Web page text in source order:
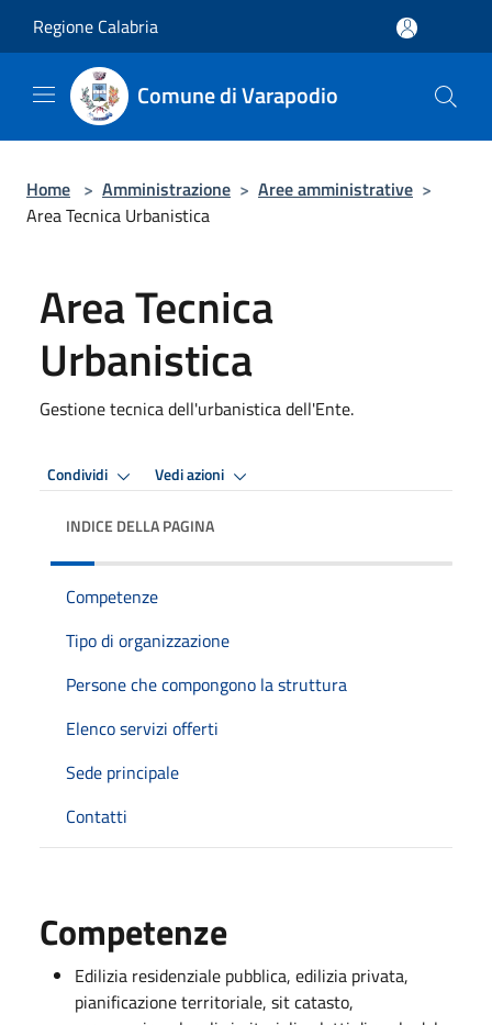
Regione Calabria
Comune di Varapodio
Home > Amministrazione > Aree amministrative >
Area Tecnica Urbanistica
Area Tecnica
Urbanistica
Gestione tecnica dell'urbanistica dell'Ente.
Condividi Vedi azioni
INDICE DELLA PAGINA
Competenze
Tipo di organizzazione
Persone che compongono la struttura
Elenco servizi offerti
Sede principale
Contatti
Competenze
Edilizia residenziale pubblica, edilizia privata,
pianificazione territoriale, sit catasto,